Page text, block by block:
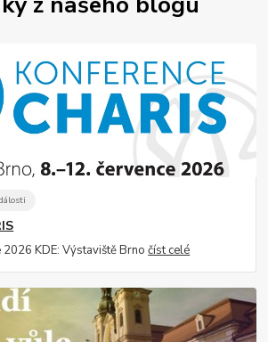
2026 KDE: Výstaviště Brnočíst celé